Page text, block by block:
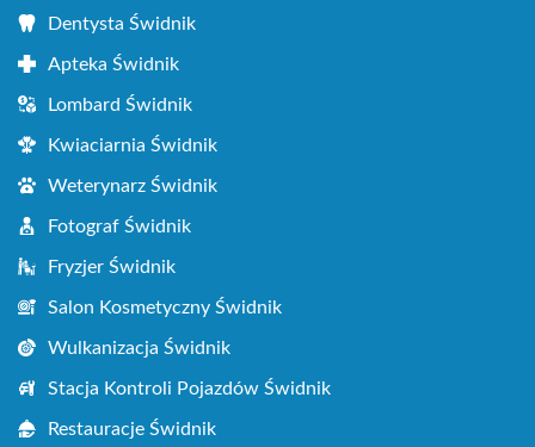
Dentysta Świdnik
Apteka Świdnik
Lombard Świdnik
Kwiaciarnia Świdnik
Weterynarz Świdnik
Fotograf Świdnik
Fryzjer Świdnik
Salon Kosmetyczny Świdnik
Wulkanizacja Świdnik
Stacja Kontroli Pojazdów Świdnik
Restauracje Świdnik